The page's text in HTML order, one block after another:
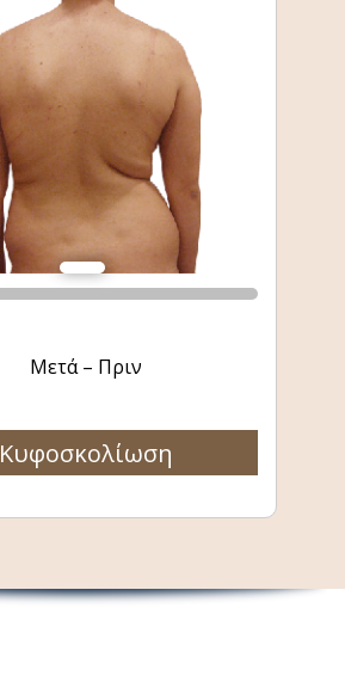
Μετά – Πριν
Κυφοσκολίωση